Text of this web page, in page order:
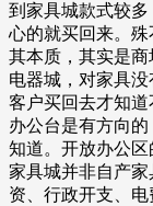
到家具城款式较
心的就买回来。
其本质，其实是商
电器城，对家具
客户买回去才知
办公台是有方向
知道。开放办公
家具城并非自产
资、行政开支、